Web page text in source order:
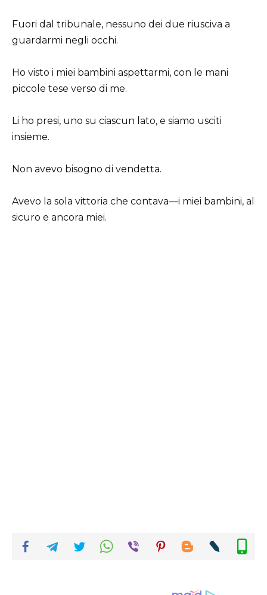
Fuori dal tribunale, nessuno dei due riusciva a
guardarmi negli occhi.
Ho visto i miei bambini aspettarmi, con le mani
piccole tese verso di me.
Li ho presi, uno su ciascun lato, e siamo usciti
insieme.
Non avevo bisogno di vendetta.
Avevo la sola vittoria che contava—i miei bambini, al
sicuro e ancora miei.